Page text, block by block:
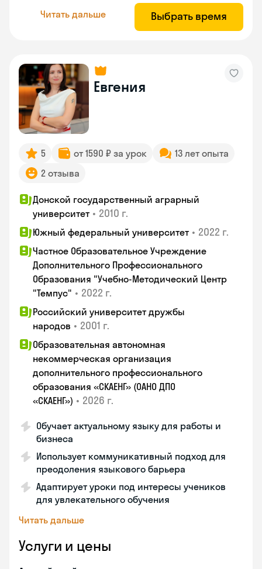
Читать дальше Выбрать время
Евгения
5 от 1590 ₽ за урок
13 лет опыта
2 отзыва
Донской государственный аграрный
университет • 2010 г.
Южный федеральный университет • 2022 г.
Частное Образовательное Учреждение
Дополнительного Профессионального
Образования "Учебно-Методический Центр
"Темпус" • 2022 г.
Российский университет дружбы
народов • 2001 г.
Образовательная автономная
некоммерческая организация
дополнительного профессионального
образования «СКАЕНГ» (ОАНО ДПО
«СКАЕНГ») • 2026 г.
Обучает актуальному языку для работы и
бизнеса
Использует коммуникативный подход для
преодоления языкового барьера
Адаптирует уроки под интересы учеников
для увлекательного обучения
Читать дальше
Услуги и цены